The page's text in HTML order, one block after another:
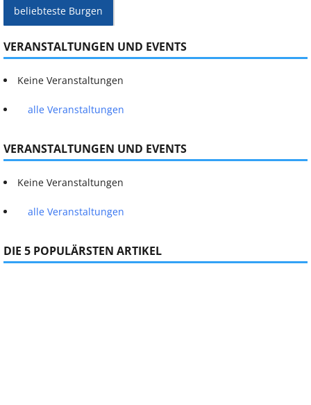
beliebteste Burgen
VERANSTALTUNGEN UND EVENTS
Keine Veranstaltungen
alle Veranstaltungen
VERANSTALTUNGEN UND EVENTS
Keine Veranstaltungen
alle Veranstaltungen
DIE 5 POPULÄRSTEN ARTIKEL